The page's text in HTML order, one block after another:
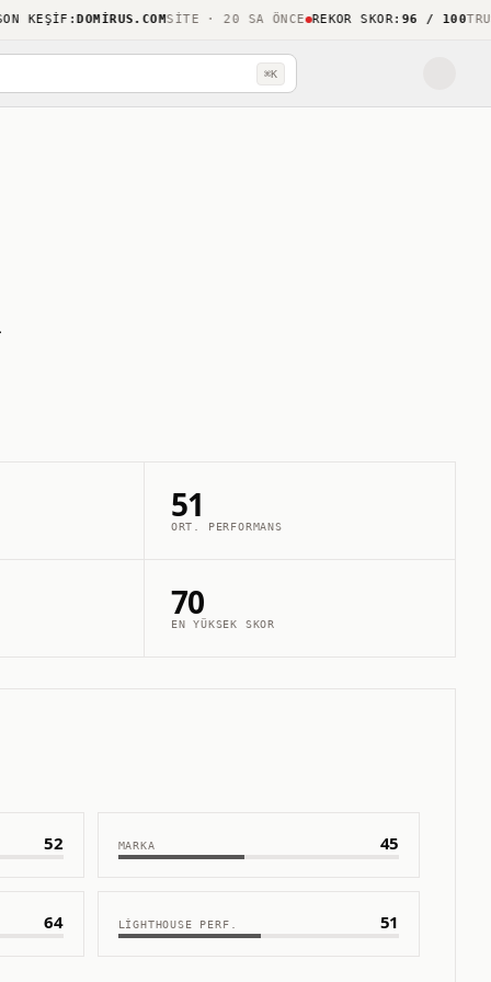
KEŞIF:DOMIRUS.COM SITE · 20 SA ÖNCE REKOR SKOR:96 / 100
⌘K
51
ORT. PERFORMANS
70
EN YÜKSEK SKOR
52 MARKA 45
64 LIGHTHOUSE PERF. 51